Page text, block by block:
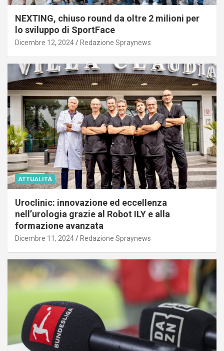
NEXTING, chiuso round da oltre 2 milioni per
lo sviluppo di SportFace
Dicembre 12, 2024 Redazione Spraynews
ATTUALITÀ
Uroclinic: innovazione ed eccellenza
nell’urologia grazie al Robot ILY e alla
formazione avanzata
Dicembre 11, 2024 Redazione Spraynews